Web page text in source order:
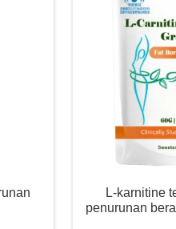
L-karnitine
penurunan